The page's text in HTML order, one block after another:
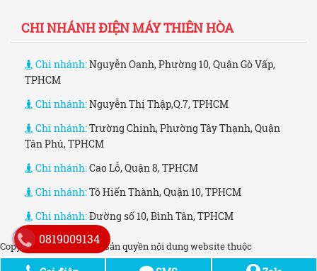
CHI NHÁNH ĐIỆN MÁY THIÊN HÒA
Chi nhánh:Nguyễn Oanh, Phường 10, Quận Gò Vấp,
TPHCM
Chi nhánh:Nguyễn Thị Thập,Q.7, TPHCM
Chi nhánh:Trường Chinh, Phường Tây Thạnh, Quận
Tân Phú, TPHCM
Chi nhánh:Cao Lỗ, Quận 8, TPHCM
Chi nhánh:Tô Hiến Thành, Quận 10, TPHCM
Chi nhánh:Đường số 10, Bình Tân, TPHCM
Copyright © 2006 - 2021. Bản quyền nội dung website thuộc
dienmaythienhoa.co
0819009134